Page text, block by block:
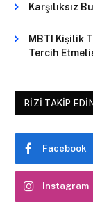
Karşılıksız
MBTI Kişilik
Tercih
BIZI TAKIP EDIN
Facebook
Instagram